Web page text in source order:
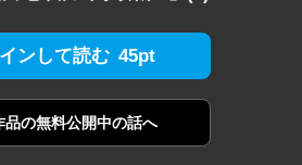
ンして読む 45pt
品の無料公開中の話へ